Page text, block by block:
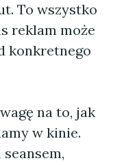
To wszystko
reklam może
konkretnego
na to, jak
w kinie.